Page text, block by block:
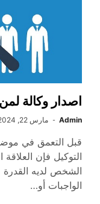
اصدار وكالة
Admin مارس 22, 2024
قبل التعمق في
التوكيل فإن
الشخص لديه القدرة
الواجبات أو…